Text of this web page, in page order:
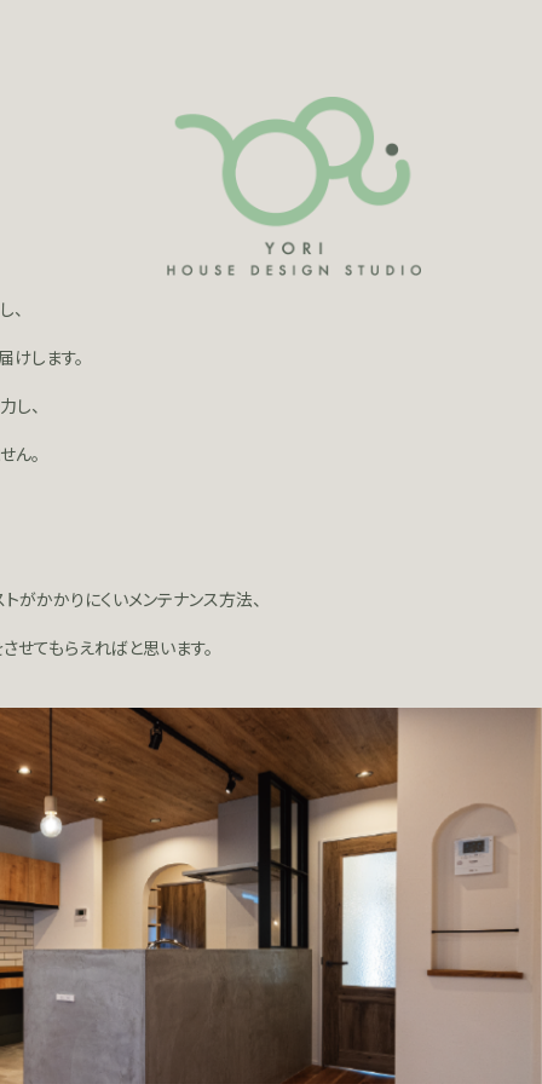
、
します。
し、
ん。
トがかかりにくいメンテナンス方法、
せてもらえればと思います。